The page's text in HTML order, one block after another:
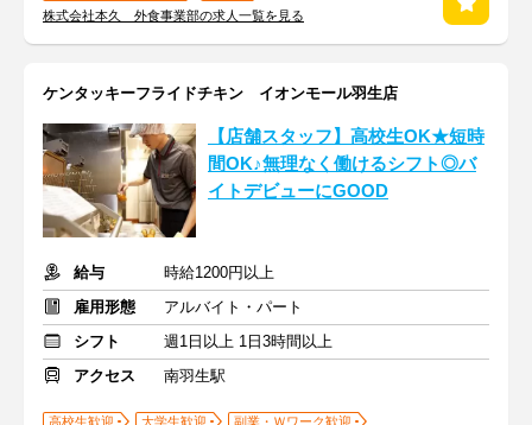
株式会社本久 外食事業部の求人一覧を見る
ケンタッキーフライドチキン イオンモール羽生店
【店舗スタッフ】高校生OK★短時
間OK♪無理なく働けるシフト◎バ
イトデビューにGOOD
給与
時給1200円以上
雇用形態
アルバイト・パート
シフト
週1日以上 1日3時間以上
アクセス
南羽生駅
高校生歓迎 大学生歓迎
副業・Ｗワーク歓迎